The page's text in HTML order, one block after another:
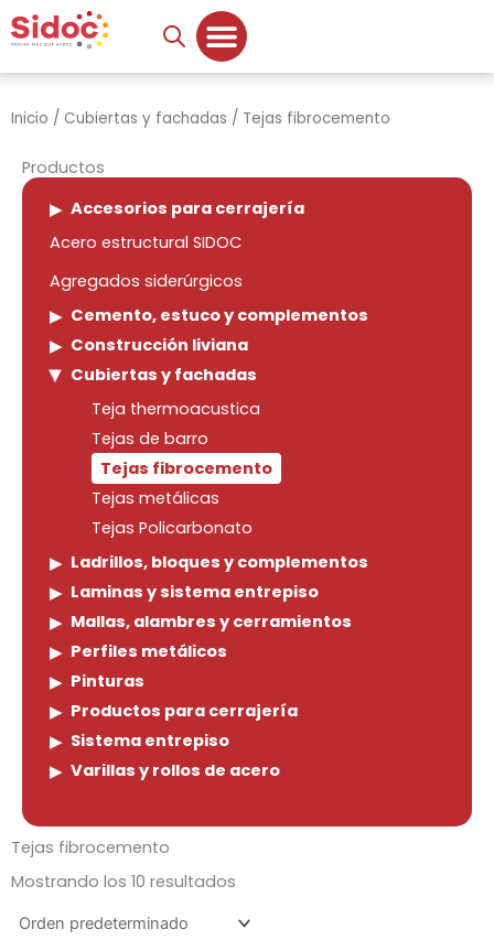
al
contenido
Inicio / Cubiertas y fachadas / Tejas fibrocemento
Productos
Accesorios para cerrajería
Acero estructural SIDOC
Agregados siderúrgicos
Cemento, estuco y complementos
Construcción liviana
Cubiertas y fachadas
Teja thermoacustica
Tejas de barro
Tejas fibrocemento
Tejas metálicas
Tejas Policarbonato
Ladrillos, bloques y complementos
Laminas y sistema entrepiso
Mallas, alambres y cerramientos
Perfiles metálicos
Pinturas
Productos para cerrajería
Sistema entrepiso
Varillas y rollos de acero
Tejas fibrocemento
Mostrando los 10 resultados